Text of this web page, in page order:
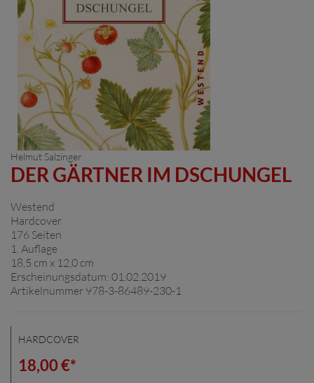
Helmut Salzinger
DER GÄRTNER IM DSCHUNGEL
Westend
Hardcover
176 Seiten
1. Auflage
18,5 cm x 12,0 cm
Erscheinungsdatum: 01.02.2019
Artikelnummer 978-3-86489-230-1
HARDCOVER
18,00 €*